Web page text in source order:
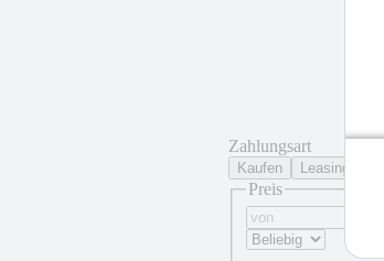
Zahlungsart
Kaufen Leasing
Preis